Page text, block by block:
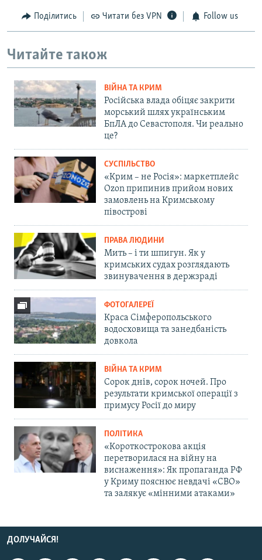
Поділитись Читати без VPN Follow us
Читайте також
ВІЙНА ТА КРИМ
Російська влада обіцяє закрити
морський шлях українським
БпЛА до Севастополя. Чи реально
це?
СУСПІЛЬСТВО
«Крим – не Росія»: маркетплейс
Ozon припинив прийом нових
замовлень на Кримському
півострові
ПРАВА ЛЮДИНИ
Мить – і ти шпигун. Як у
кримських судах розглядають
звинувачення в держзраді
ФОТОГАЛЕРЕЇ
Краса Сімферопольського
водосховища та занедбаність
довкола
ВІЙНА ТА КРИМ
Сорок днів, сорок ночей. Про
результати кримської операції з
примусу Росії до миру
ПОЛІТИКА
«Короткострокова акція
перетворилася на війну на
виснаження»: Як пропаганда РФ
у Криму пояснює невдачі «СВО»
та залякує «мінними атаками»
ДОЛУЧАЙСЯ!